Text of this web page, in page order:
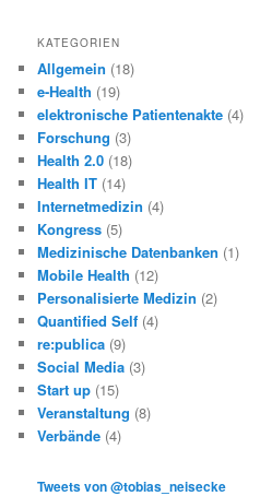
KATEGORIEN
Allgemein (18)
e-Health (19)
elektronische Patientenakte (4)
Forschung (3)
Health 2.0 (18)
Health IT (14)
Internetmedizin (4)
Kongress (5)
Medizinische Datenbanken (1)
Mobile Health (12)
Personalisierte Medizin (2)
Quantified Self (4)
re:publica (9)
Social Media (3)
Start up (15)
Veranstaltung (8)
Verbände (4)
Tweets von @tobias_neisecke